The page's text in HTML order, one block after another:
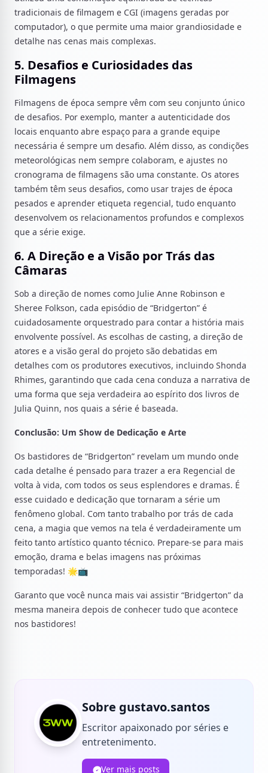
tradicionais de filmagem e CGI (imagens geradas por
computador), o que permite uma maior grandiosidade e
detalhe nas cenas mais complexas.
5. Desafios e Curiosidades das
Filmagens
Filmagens de época sempre vêm com seu conjunto único
de desafios. Por exemplo, manter a autenticidade dos
locais enquanto abre espaço para a grande equipe
necessária é sempre um desafio. Além disso, as condições
meteorológicas nem sempre colaboram, e ajustes no
cronograma de filmagens são uma constante. Os atores
também têm seus desafios, como usar trajes de época
pesados e aprender etiqueta regencial, tudo enquanto
desenvolvem os relacionamentos profundos e complexos
que a série exige.
6. A Direção e a Visão por Trás das
Câmaras
Sob a direção de nomes como Julie Anne Robinson e
Sheree Folkson, cada episódio de “Bridgerton” é
cuidadosamente orquestrado para contar a história mais
envolvente possível. As escolhas de casting, a direção de
atores e a visão geral do projeto são debatidas em
detalhes com os produtores executivos, incluindo Shonda
Rhimes, garantindo que cada cena conduza a narrativa de
uma forma que seja verdadeira ao espírito dos livros de
Julia Quinn, nos quais a série é baseada.
Conclusão: Um Show de Dedicação e Arte
Os bastidores de “Bridgerton” revelam um mundo onde
cada detalhe é pensado para trazer a era Regencial de
volta à vida, com todos os seus esplendores e dramas. É
esse cuidado e dedicação que tornaram a série um
fenômeno global. Com tanto trabalho por trás de cada
cena, a magia que vemos na tela é verdadeiramente um
feito tanto artístico quanto técnico. Prepare-se para mais
emoção, drama e belas imagens nas próximas
temporadas! 🌟📺
Garanto que você nunca mais vai assistir “Bridgerton” da
mesma maneira depois de conhecer tudo que acontece
nos bastidores!
Sobre gustavo.santos
Escritor apaixonado por séries e
entretenimento.
Ver mais posts